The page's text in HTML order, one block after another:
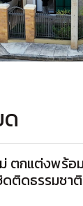
ด
ตกแต่งพร้อม
ดติดธรรมช